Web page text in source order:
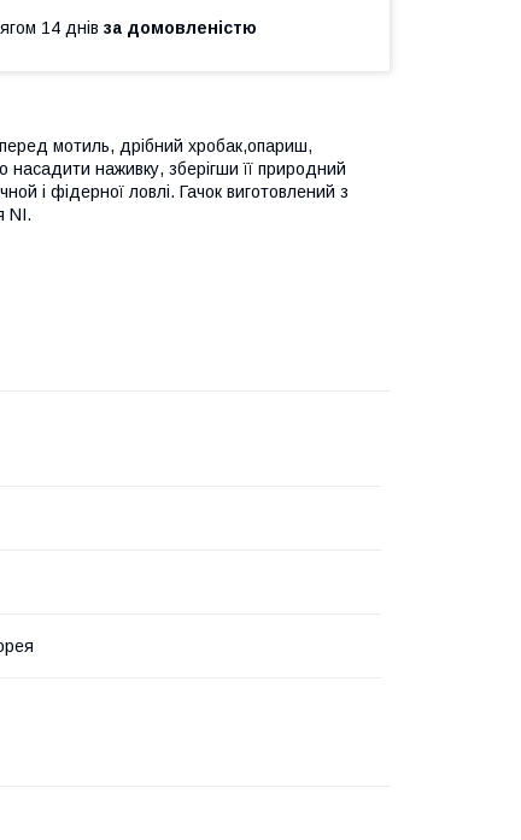
14 днів за домовленістю
мотиль, дрібний хробак,опариш,
наживку, зберігши її природний
і фідерної ловлі. Гачок виготовлений з
NI.